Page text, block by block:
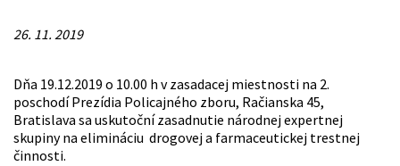
26. 11. 2019
Dňa 19.12.2019 o 10.00 h v zasadacej miestnosti na 2.
poschodí Prezídia Policajného zboru, Račianska 45,
Bratislava sa uskutoční zasadnutie národnej expertnej
skupiny na elimináciu drogovej a farmaceutickej trestnej
činnosti.